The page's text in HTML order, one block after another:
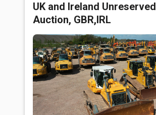
UK and Ireland Unreserved
Auction, GBR,IRL